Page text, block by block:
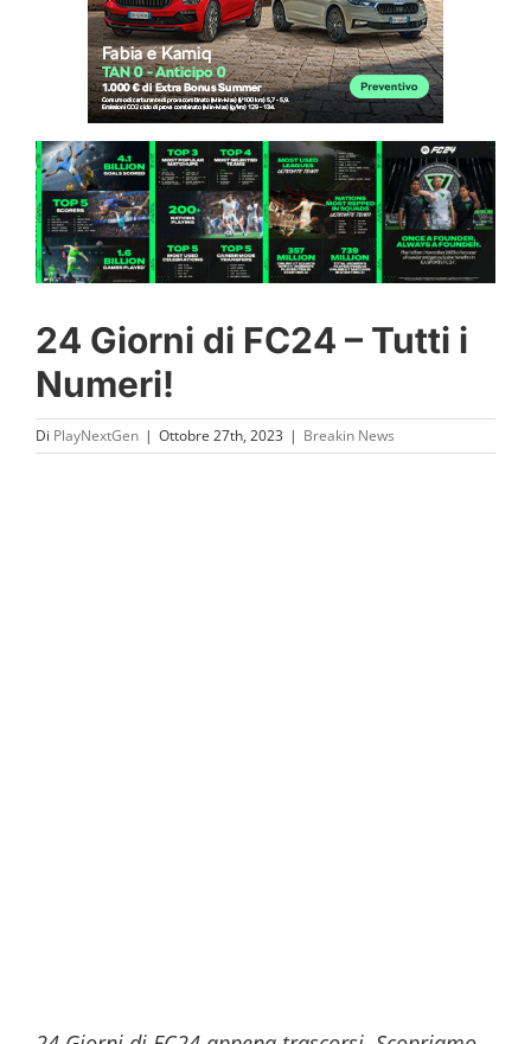
24 Giorni di FC24 – Tutti i
Numeri!
Di PlayNextGen | Ottobre 27th, 2023 | Breakin News